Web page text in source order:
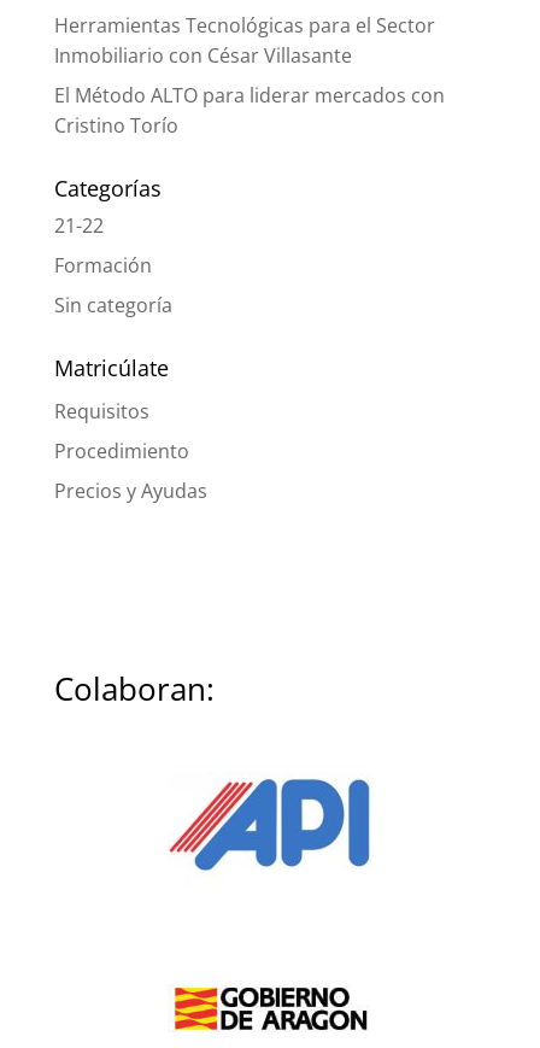
Herramientas Tecnológicas para el Sector
Inmobiliario con César Villasante
El Método ALTO para liderar mercados con
Cristino Torío
Categorías
21-22
Formación
Sin categoría
Matricúlate
Requisitos
Procedimiento
Precios y Ayudas
Colaboran: